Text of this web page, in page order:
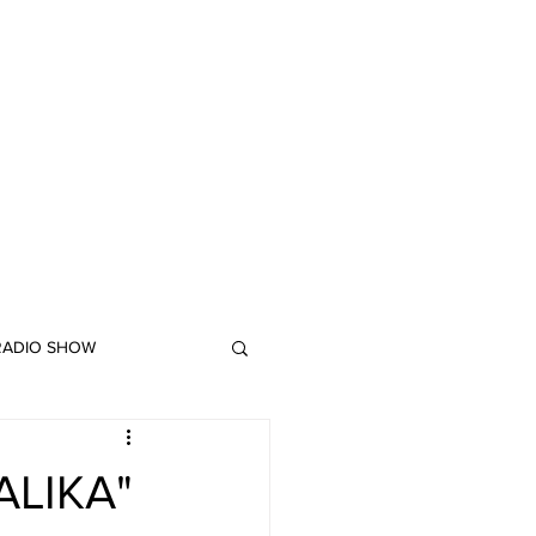
SHOW
"DUB MEETING LYRICS"